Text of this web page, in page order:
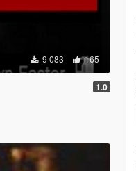
9 083 165
1.0